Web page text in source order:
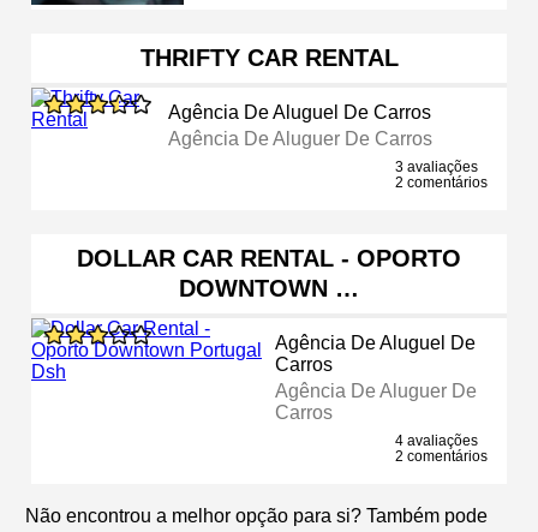
THRIFTY CAR RENTAL
Agência De Aluguel De Carros
Agência De Aluguer De Carros
3 avaliações
2 comentários
DOLLAR CAR RENTAL - OPORTO
DOWNTOWN …
Agência De Aluguel De
Carros
Agência De Aluguer De
Carros
4 avaliações
2 comentários
Não encontrou a melhor opção para si? Também pode